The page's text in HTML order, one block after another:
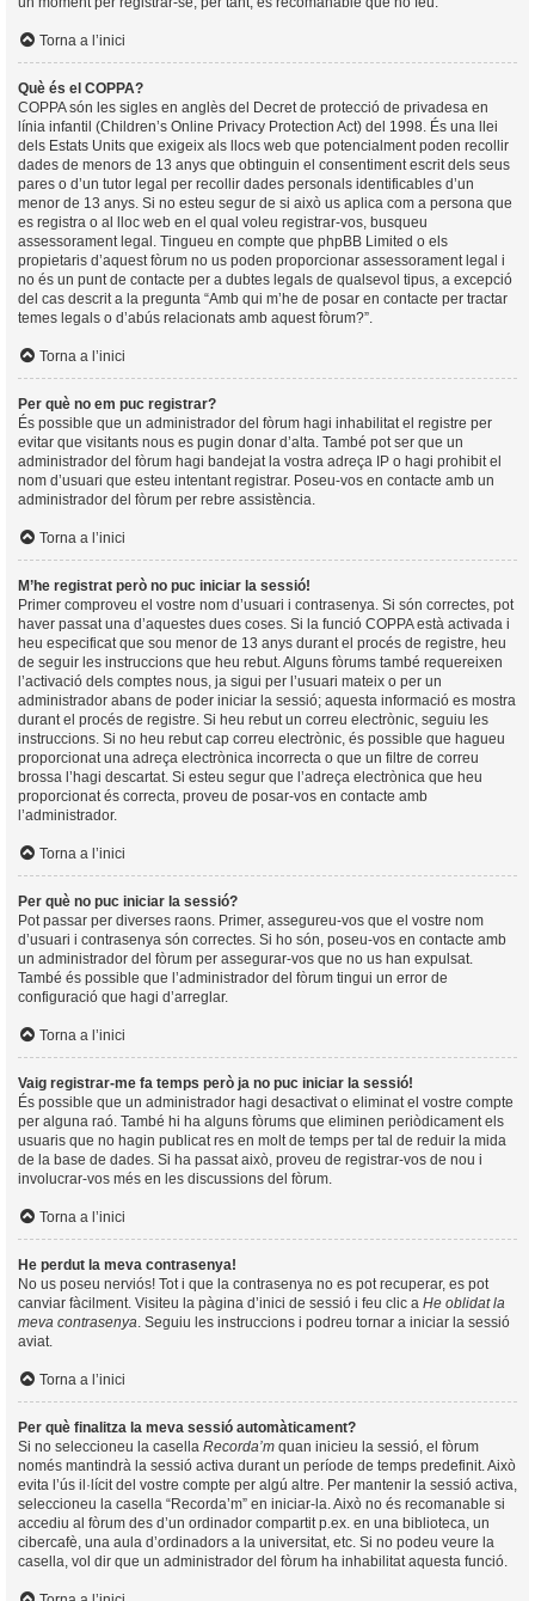
Torna a l’inici
Què és el COPPA?
COPPA són les sigles en anglès del Decret de protecció de privadesa en
línia infantil (Children’s Online Privacy Protection Act) del 1998. És una llei
dels Estats Units que exigeix als llocs web que potencialment poden recollir
dades de menors de 13 anys que obtinguin el consentiment escrit dels seus
pares o d’un tutor legal per recollir dades personals identificables d’un
menor de 13 anys. Si no esteu segur de si això us aplica com a persona que
es registra o al lloc web en el qual voleu registrar-vos, busqueu
assessorament legal. Tingueu en compte que phpBB Limited o els
propietaris d’aquest fòrum no us poden proporcionar assessorament legal i
no és un punt de contacte per a dubtes legals de qualsevol tipus, a excepció
del cas descrit a la pregunta “Amb qui m’he de posar en contacte per tractar
temes legals o d’abús relacionats amb aquest fòrum?”.
Torna a l’inici
Per què no em puc registrar?
És possible que un administrador del fòrum hagi inhabilitat el registre per
evitar que visitants nous es pugin donar d’alta. També pot ser que un
administrador del fòrum hagi bandejat la vostra adreça IP o hagi prohibit el
nom d’usuari que esteu intentant registrar. Poseu-vos en contacte amb un
administrador del fòrum per rebre assistència.
Torna a l’inici
M’he registrat però no puc iniciar la sessió!
Primer comproveu el vostre nom d’usuari i contrasenya. Si són correctes, pot
haver passat una d’aquestes dues coses. Si la funció COPPA està activada i
heu especificat que sou menor de 13 anys durant el procés de registre, heu
de seguir les instruccions que heu rebut. Alguns fòrums també requereixen
l’activació dels comptes nous, ja sigui per l’usuari mateix o per un
administrador abans de poder iniciar la sessió; aquesta informació es mostra
durant el procés de registre. Si heu rebut un correu electrònic, seguiu les
instruccions. Si no heu rebut cap correu electrònic, és possible que hagueu
proporcionat una adreça electrònica incorrecta o que un filtre de correu
brossa l’hagi descartat. Si esteu segur que l’adreça electrònica que heu
proporcionat és correcta, proveu de posar-vos en contacte amb
l’administrador.
Torna a l’inici
Per què no puc iniciar la sessió?
Pot passar per diverses raons. Primer, assegureu-vos que el vostre nom
d’usuari i contrasenya són correctes. Si ho són, poseu-vos en contacte amb
un administrador del fòrum per assegurar-vos que no us han expulsat.
També és possible que l’administrador del fòrum tingui un error de
configuració que hagi d’arreglar.
Torna a l’inici
Vaig registrar-me fa temps però ja no puc iniciar la sessió!
És possible que un administrador hagi desactivat o eliminat el vostre compte
per alguna raó. També hi ha alguns fòrums que eliminen periòdicament els
usuaris que no hagin publicat res en molt de temps per tal de reduir la mida
de la base de dades. Si ha passat això, proveu de registrar-vos de nou i
involucrar-vos més en les discussions del fòrum.
Torna a l’inici
He perdut la meva contrasenya!
No us poseu nerviós! Tot i que la contrasenya no es pot recuperar, es pot
canviar fàcilment. Visiteu la pàgina d’inici de sessió i feu clic a He oblidat la
meva contrasenya . Seguiu les instruccions i podreu tornar a iniciar la sessió
aviat.
Torna a l’inici
Per què finalitza la meva sessió automàticament?
Si no seleccioneu la casella Recorda’m quan inicieu la sessió, el fòrum
només mantindrà la sessió activa durant un període de temps predefinit. Això
evita l’ús il·lícit del vostre compte per algú altre. Per mantenir la sessió activa,
seleccioneu la casella “Recorda’m” en iniciar-la. Això no és recomanable si
accediu al fòrum des d’un ordinador compartit p.ex. en una biblioteca, un
cibercafè, una aula d’ordinadors a la universitat, etc. Si no podeu veure la
casella, vol dir que un administrador del fòrum ha inhabilitat aquesta funció.